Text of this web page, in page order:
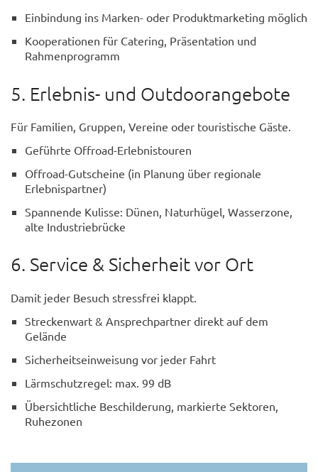
Einbindung ins Marken- oder Produktmarketing möglich
Kooperationen für Catering, Präsentation und
Rahmenprogramm
5. Erlebnis- und Outdoorangebote
Für Familien, Gruppen, Vereine oder touristische Gäste.
Geführte Offroad-Erlebnistouren
Offroad-Gutscheine (in Planung über regionale
Erlebnispartner)
Spannende Kulisse: Dünen, Naturhügel, Wasserzone,
alte Industriebrücke
6. Service & Sicherheit vor Ort
Damit jeder Besuch stressfrei klappt.
Streckenwart & Ansprechpartner direkt auf dem
Gelände
Sicherheitseinweisung vor jeder Fahrt
Lärmschutzregel: max. 99 dB
Übersichtliche Beschilderung, markierte Sektoren,
Ruhezonen